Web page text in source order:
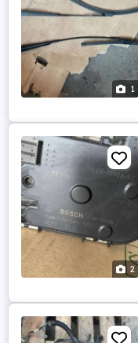
1
2